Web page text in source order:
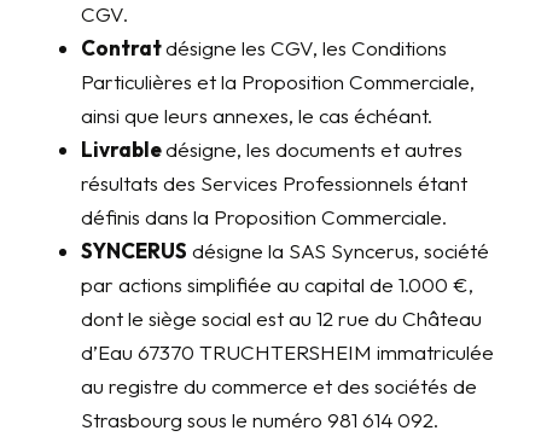
CGV.
Contrat​désigne les CGV, les Conditions
Particulières et la Proposition Commerciale,
ainsi que leurs annexes, le cas échéant.
Livrabledésigne, les documents et autres
résultats des Services Professionnels étant
définis dans la Proposition Commerciale.
SYNCERUS désigne la SAS Syncerus, société
par actions simplifiée au capital de 1.000 €,
dont le siège social est au 12 rue du Château
d’Eau 67370 TRUCHTERSHEIM immatriculée
au registre du commerce et des sociétés de
Strasbourg sous le numéro 981 614 092.